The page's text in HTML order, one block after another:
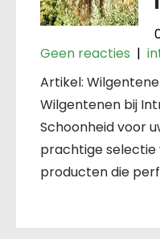
Geen reacties |
Artikel:
Wilgentenen bij
Schoonheid voor
prachtige
producten die